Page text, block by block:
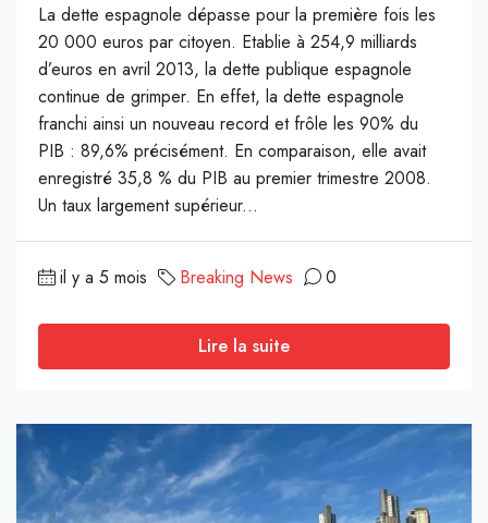
La dette espagnole dépasse pour la première fois les
20 000 euros par citoyen. Etablie à 254,9 milliards
d’euros en avril 2013, la dette publique espagnole
continue de grimper. En effet, la dette espagnole
franchi ainsi un nouveau record et frôle les 90% du
PIB : 89,6% précisément. En comparaison, elle avait
enregistré 35,8 % du PIB au premier trimestre 2008.
Un taux largement supérieur...
il y a 5 mois Breaking News 0
Lire la suite